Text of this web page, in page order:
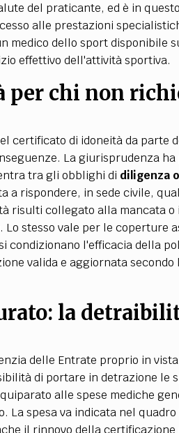
del praticante, ed è in
alle prestazioni
medico dello sport disponibile
effettivo dell'attività sportiva.
chi non
certificato di idoneità da parte
La giurisprudenza ha
tra gli obblighi di diligenza
a rispondere, in sede civile,
risulti collegato alla mancata o
stesso vale per le coperture
condizionano l'efficacia della
valida e aggiornata secondo
la
delle Entrate proprio in
di portare in detrazione le
alle spese mediche
La spesa va indicata nel quadro
il rinnovo della